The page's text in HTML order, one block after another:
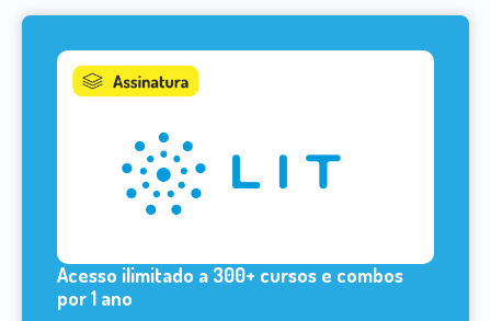
Acesso ilimitado a 300+ cursos e combos
por 1 ano